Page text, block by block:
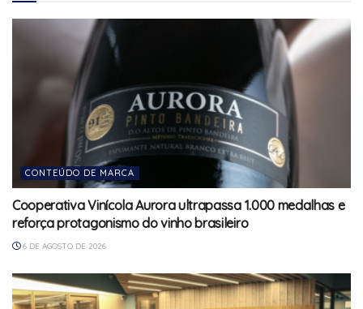
CONTEÚDO DE MARCA
Cooperativa Vinícola Aurora ultrapassa 1.000 medalhas e
reforça protagonismo do vinho brasileiro
6 DE AGOSTO DE 2026